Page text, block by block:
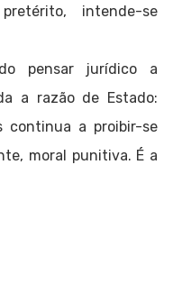
intende-se
pensar jurídico a
a razão de Estado:
continua a proibir-se
moral punitiva. É a